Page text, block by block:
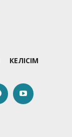
КЕЛІСІМ